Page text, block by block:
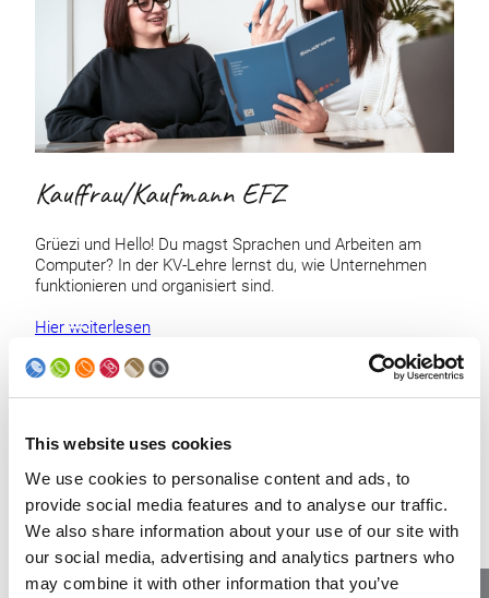
This website uses cookies
We use cookies to personalise content and ads, to
provide social media features and to analyse our traffic.
We also share information about your use of our site with
our social media, advertising and analytics partners who
may combine it with other information that you’ve
Kauffrau/Kaufmann EFZ
Grüezi und Hello! Du magst Sprachen und Arbeiten am
Computer? In der KV-Lehre lernst du, wie Unternehmen
funktionieren und organisiert sind.
Hier weiterlesen